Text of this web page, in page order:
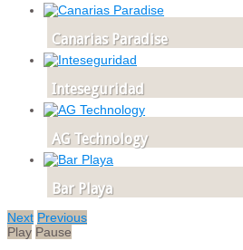
Canarias Paradise
Inteseguridad
AG Technology
Bar Playa
Next Previous
Play Pause